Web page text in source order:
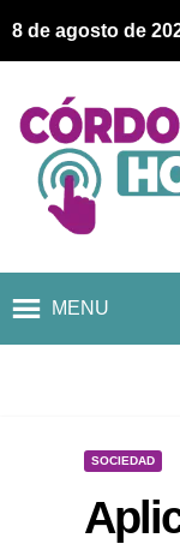
8 de agosto de
MENU
SOCIEDAD